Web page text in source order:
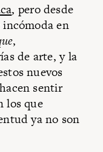
, pero desde
incómoda en
,
de arte, y la
nuevos
sentir
los que
ya no son